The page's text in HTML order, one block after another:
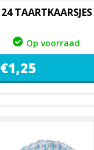
24 TAARTKAARSJES
Op voorraad
€1,25